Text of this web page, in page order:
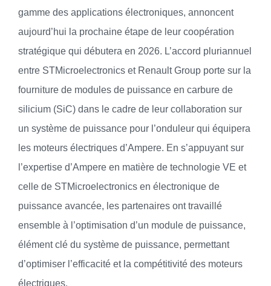
gamme des applications électroniques, annoncent
aujourd’hui la prochaine étape de leur coopération
stratégique qui débutera en 2026. L’accord pluriannuel
entre STMicroelectronics et Renault Group porte sur la
fourniture de modules de puissance en carbure de
silicium (SiC) dans le cadre de leur collaboration sur
un système de puissance pour l’onduleur qui équipera
les moteurs électriques d’Ampere. En s’appuyant sur
l’expertise d’Ampere en matière de technologie VE et
celle de STMicroelectronics en électronique de
puissance avancée, les partenaires ont travaillé
ensemble à l’optimisation d’un module de puissance,
élément clé du système de puissance, permettant
d’optimiser l’efficacité et la compétitivité des moteurs
électriques.